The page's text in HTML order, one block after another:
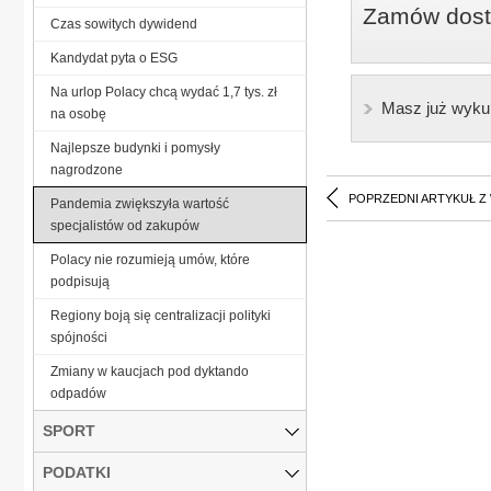
Zamów
Masz już
POPRZEDNI ARTYKUŁ Z
Czas sowitych dywidend
Kandydat pyta o ESG
Na urlop Polacy chcą wydać 1,7 tys. zł
na osobę
Najlepsze budynki i pomysły
nagrodzone
Pandemia zwiększyła wartość
specjalistów od zakupów
Polacy nie rozumieją umów, które
podpisują
Regiony boją się centralizacji polityki
spójności
Zmiany w kaucjach pod dyktando
odpadów
SPORT
PODATKI